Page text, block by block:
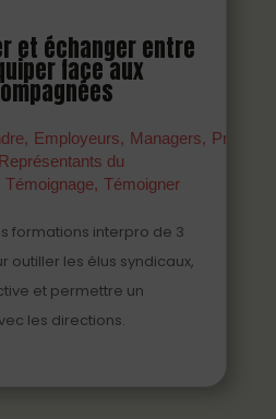
et échanger entre
face aux
Employeurs Managers
Prévenir
Représentants du
Témoignage Témoigner
formations interpro de 3
outiller les élus syndicaux,
et permettre un
les directions.